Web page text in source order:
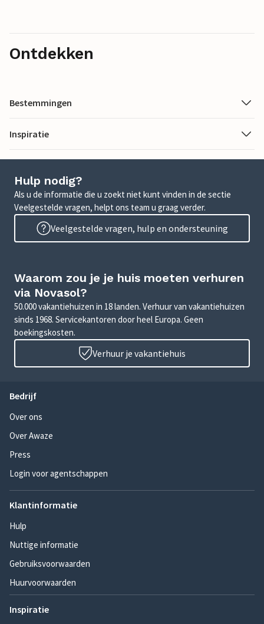
Ontdekken
Bestemmingen
Inspiratie
Hulp nodig?
Als u de informatie die u zoekt niet kunt vinden in de sectie
Veelgestelde vragen, helpt ons team u graag verder.
Veelgestelde vragen, hulp en ondersteuning
Waarom zou je je huis moeten verhuren
via Novasol?
50.000 vakantiehuizen in 18 landen. Verhuur van vakantiehuizen
sinds 1968. Servicekantoren door heel Europa. Geen
boekingskosten.
Verhuur je vakantiehuis
Bedrijf
Over ons
Over Awaze
Press
Login voor agentschappen
Klantinformatie
Hulp
Nuttige informatie
Gebruiksvoorwaarden
Huurvoorwaarden
Inspiratie